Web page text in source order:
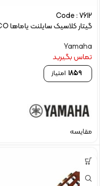
Code : 7612
گیتار کلاسیک سایلنت یاماها SLG200N TOBACCO
Yamaha
تماس بگیرید
1859 امتیاز
مقایسه